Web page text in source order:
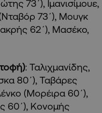
73΄), Ιμανισίμουε,
(Νταβόρ 73΄), Μουγκ
62΄), Μασέκο,
: Ταλιχμανίδης,
80΄), Ταβάρες
(Μορέιρα 60΄),
60΄), Κονομής